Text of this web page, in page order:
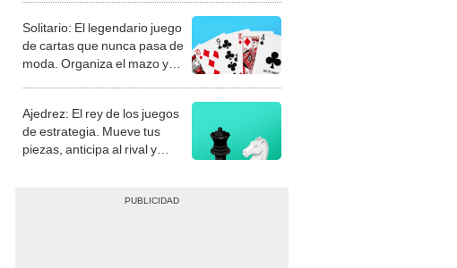
Solitario: El legendario juego
de cartas que nunca pasa de
moda. Organiza el mazo y
Ajedrez: El rey de los juegos
de estrategia. Mueve tus
piezas, anticipa al rival y